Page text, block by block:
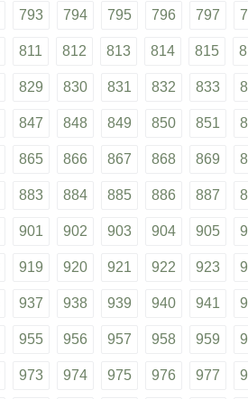
793 794 795 796 797
811 812 813 814 815
829 830 831 832 833
847 848 849 850 851
865 866 867 868 869
883 884 885 886 887
901 902 903 904 905
919 920 921 922 923
937 938 939 940 941
955 956 957 958 959
973 974 975 976 977